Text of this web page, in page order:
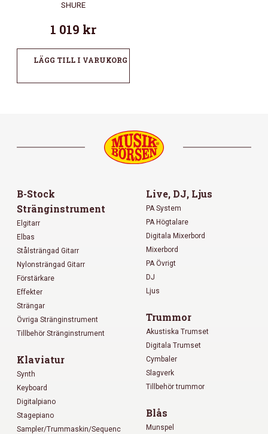
SHURE
1 019 kr
LÄGG TILL I VARUKORG
B-Stock
Stränginstrument
Elgitarr
Elbas
Stålsträngad Gitarr
Nylonsträngad Gitarr
Förstärkare
Effekter
Strängar
Övriga Stränginstrument
Tillbehör Stränginstrument
Klaviatur
Synth
Keyboard
Digitalpiano
Stagepiano
Sampler/Trummaskin/Sequenc
Live, DJ, Ljus
PA System
PA Högtalare
Digitala Mixerbord
Mixerbord
PA Övrigt
DJ
Ljus
Trummor
Akustiska Trumset
Digitala Trumset
Cymbaler
Slagverk
Tillbehör trummor
Blås
Munspel